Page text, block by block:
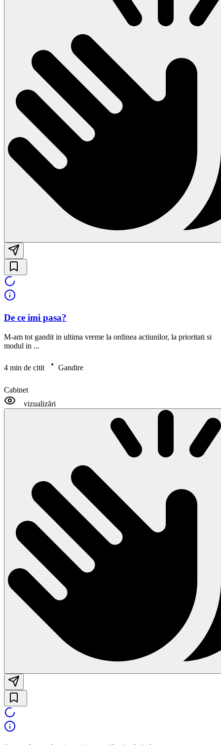
De ce imi pasa?
M-am tot gandit in ultima vreme la ordinea actiunilor, la prioritati si
modul in ...
4 min de citit Gandire
Cabinet
vizualizări